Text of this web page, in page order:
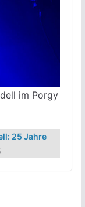
im Porgy
25 Jahre